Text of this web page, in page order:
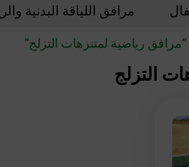
مرافق اللياقة البدنية
رياضية لمتنزهات التزلج”
التزلج